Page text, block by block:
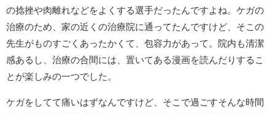
の捻挫や肉離れなどをよくする選手だったんですよね。ケガの
治療のため、家の近くの治療院に通ってたんですけど、そこの
先生がものすごくあったかくて、包容力があって。院内も清潔
感あるし、治療の合間には、置いてある漫画を読んだりするこ
とが楽しみの一つでした。
ケガをしてて痛いはずなんですけど、そこで過ごすそんな時間